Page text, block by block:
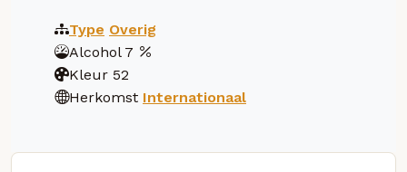
Type Overig
Alcohol 7
Kleur 52
Herkomst Internationaal